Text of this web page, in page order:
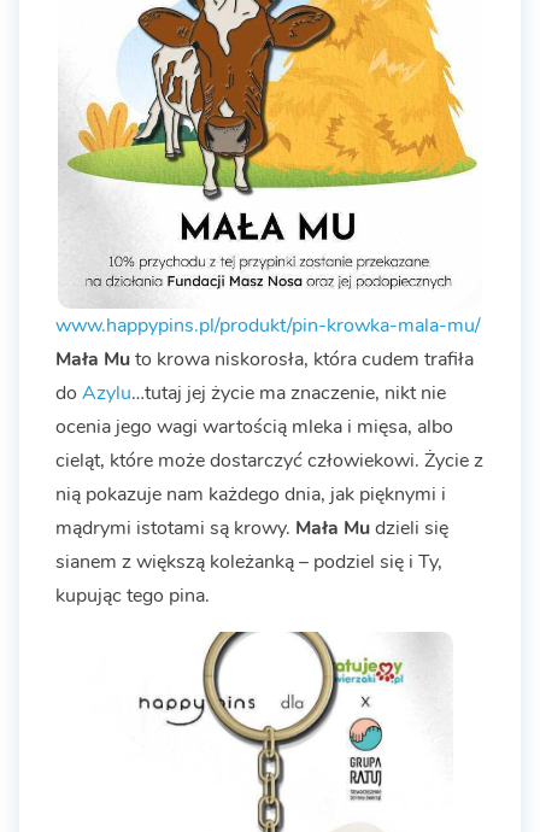
www.happypins.pl/produkt/pin-krowka-mala-mu/
Mała Muto krowa niskorosła, która cudem trafiła
do Azylu…tutaj jej życie ma znaczenie, nikt nie
ocenia jego wagi wartością mleka i mięsa, albo
cieląt, które może dostarczyć człowiekowi. Życie z
nią pokazuje nam każdego dnia, jak pięknymi i
mądrymi istotami są krowy. Mała Mudzieli się
sianem z większą koleżanką – podziel się i Ty,
kupując tego pina.